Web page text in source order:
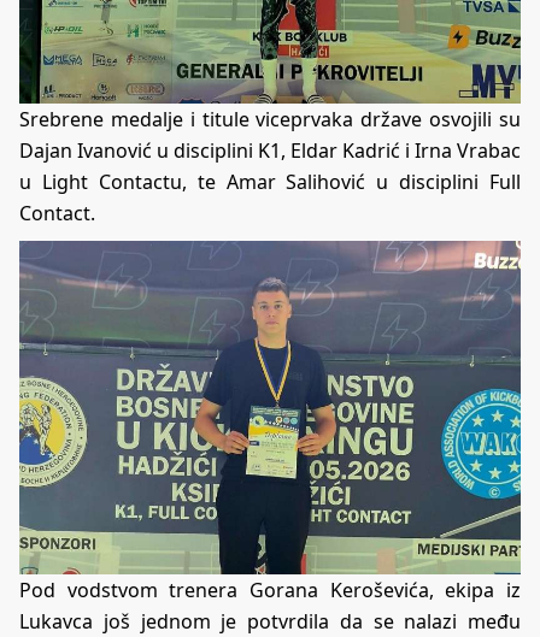
Srebrene medalje i titule viceprvaka države osvojili su
Dajan Ivanović u disciplini K1, Eldar Kadrić i Irna Vrabac
u Light Contactu, te Amar Salihović u disciplini Full
Contact.
Pod vodstvom trenera Gorana Keroševića, ekipa iz
Lukavca još jednom je potvrdila da se nalazi među